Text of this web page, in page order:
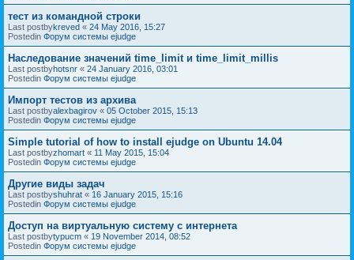
тест из командной строки
Last postbykreved « 24 May 2016, 15:27
Postedin Форум системы ejudge
Наследование значений time_limit и time_limit_millis
Last postbyhotsnr « 24 January 2016, 03:01
Postedin Форум системы ejudge
Импорт тестов из архива
Last postbyalexbagirov « 05 October 2015, 15:13
Postedin Форум системы ejudge
Simple tutorial of how to install ejudge on Ubuntu 14.04
Last postbyzhomart « 11 May 2015, 15:04
Postedin Форум системы ejudge
Другие виды задач
Last postbyshuhrat « 16 January 2015, 15:16
Postedin Форум системы ejudge
Доступ на виртуальную систему с интернета
Last postbytypucm « 19 November 2014, 08:52
Postedin Форум системы ejudge